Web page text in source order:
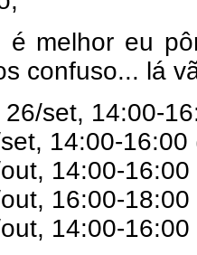
é melhor eu
confuso... lá
set, 14:00-
14:00-
14:00-
16:00-
14:00-